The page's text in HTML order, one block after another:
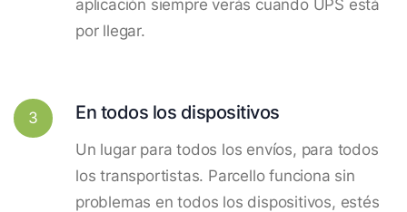
aplicación siempre verás cuando UPS está
por llegar.
3 En todos los dispositivos
Un lugar para todos los envíos, para todos
los transportistas. Parcello funciona sin
problemas en todos los dispositivos, estés